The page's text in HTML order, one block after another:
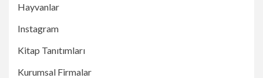
Hayvanlar
Instagram
Kitap Tanıtımları
Kurumsal Firmalar